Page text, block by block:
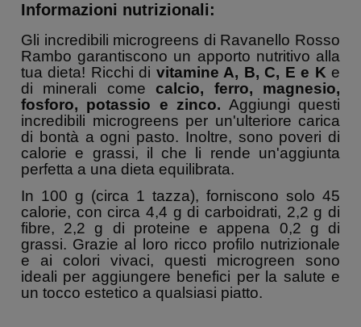
Informazioni nutrizionali:
Gli incredibili microgreens di Ravanello Rosso
Rambo garantiscono un apporto nutritivo alla
tua dieta! Ricchi di vitamine A, B, C, E e K e
di minerali comecalcio, ferro, magnesio,
fosforo, potassio e zinco. Aggiungi questi
incredibili microgreens per un'ulteriore carica
di bontà a ogni pasto. Inoltre, sono poveri di
calorie e grassi, il che li rende un'aggiunta
perfetta a una dieta equilibrata.
In 100 g (circa 1 tazza), forniscono solo 45
calorie, con circa 4,4 g di carboidrati, 2,2 g di
fibre, 2,2 g di proteine e appena 0,2 g di
grassi. Grazie al loro ricco profilo nutrizionale
e ai colori vivaci, questi microgreen sono
ideali per aggiungere benefici per la salute e
un tocco estetico a qualsiasi piatto.